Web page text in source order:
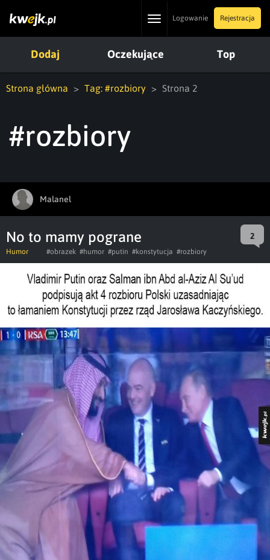
ToggleLogowanie Rejestracja
Dodaj Oczekujące Top
Strona główna Tag: #rozbiory Strona 2
#rozbiory
Malanel
No to mamy pograne 2
Humor #obrazek #humor #putin #konstytucja #rozbiory